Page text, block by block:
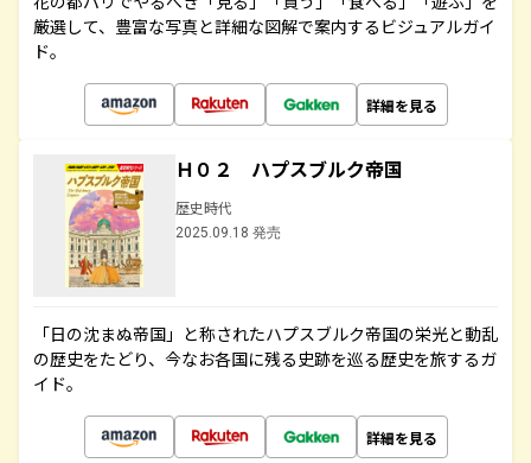
厳選して、豊富な写真と詳細な図解で案内するビジュアルガイ
ド。
詳細を見る
Ｈ０２ ハプスブルク帝国
歴史時代
2025.09.18 発売
「日の沈まぬ帝国」と称されたハプスブルク帝国の栄光と動乱
の歴史をたどり、今なお各国に残る史跡を巡る歴史を旅するガ
イド。
詳細を見る